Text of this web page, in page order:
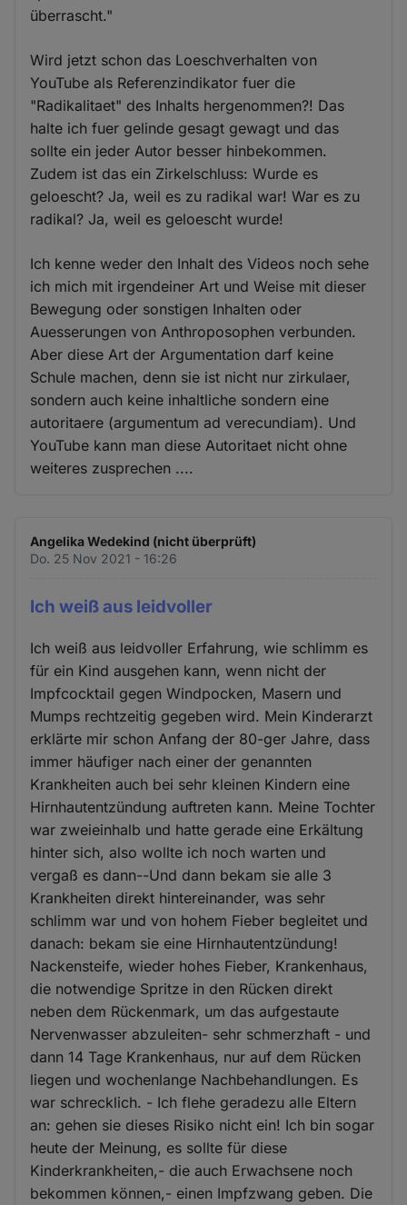
überrascht."
Wird jetzt schon das Loeschverhalten von
YouTube als Referenzindikator fuer die
"Radikalitaet" des Inhalts hergenommen?! Das
halte ich fuer gelinde gesagt gewagt und das
sollte ein jeder Autor besser hinbekommen.
Zudem ist das ein Zirkelschluss: Wurde es
geloescht? Ja, weil es zu radikal war! War es zu
radikal? Ja, weil es geloescht wurde!
Ich kenne weder den Inhalt des Videos noch sehe
ich mich mit irgendeiner Art und Weise mit dieser
Bewegung oder sonstigen Inhalten oder
Auesserungen von Anthroposophen verbunden.
Aber diese Art der Argumentation darf keine
Schule machen, denn sie ist nicht nur zirkulaer,
sondern auch keine inhaltliche sondern eine
autoritaere (argumentum ad verecundiam). Und
YouTube kann man diese Autoritaet nicht ohne
weiteres zusprechen ....
Angelika Wedekind (nicht überprüft)
Do. 25 Nov 2021 - 16:26
Ich weiß aus leidvoller
Ich weiß aus leidvoller Erfahrung, wie schlimm es
für ein Kind ausgehen kann, wenn nicht der
Impfcocktail gegen Windpocken, Masern und
Mumps rechtzeitig gegeben wird. Mein Kinderarzt
erklärte mir schon Anfang der 80-ger Jahre, dass
immer häufiger nach einer der genannten
Krankheiten auch bei sehr kleinen Kindern eine
Hirnhautentzündung auftreten kann. Meine Tochter
war zweieinhalb und hatte gerade eine Erkältung
hinter sich, also wollte ich noch warten und
vergaß es dann--Und dann bekam sie alle 3
Krankheiten direkt hintereinander, was sehr
schlimm war und von hohem Fieber begleitet und
danach: bekam sie eine Hirnhautentzündung!
Nackensteife, wieder hohes Fieber, Krankenhaus,
die notwendige Spritze in den Rücken direkt
neben dem Rückenmark, um das aufgestaute
Nervenwasser abzuleiten- sehr schmerzhaft - und
dann 14 Tage Krankenhaus, nur auf dem Rücken
liegen und wochenlange Nachbehandlungen. Es
war schrecklich. - Ich flehe geradezu alle Eltern
an: gehen sie dieses Risiko nicht ein! Ich bin sogar
heute der Meinung, es sollte für diese
Kinderkrankheiten,- die auch Erwachsene noch
bekommen können,- einen Impfzwang geben. Die